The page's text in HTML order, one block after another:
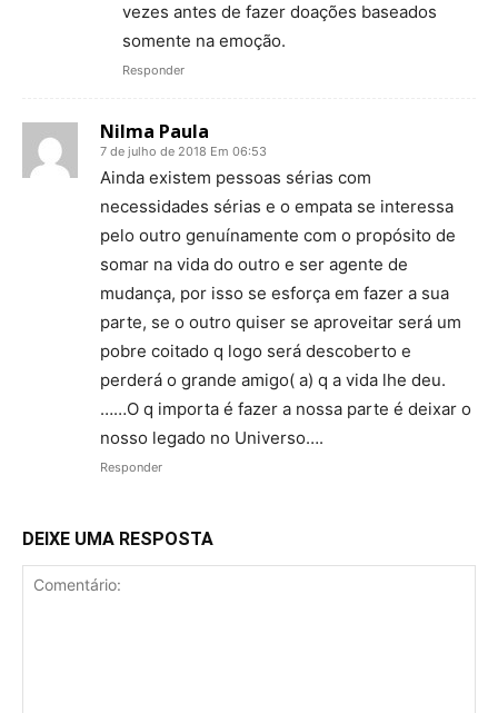
vezes antes de fazer doações baseados
somente na emoção.
Responder
Nilma Paula
7 de julho de 2018 Em 06:53
Ainda existem pessoas sérias com
necessidades sérias e o empata se interessa
pelo outro genuínamente com o propósito de
somar na vida do outro e ser agente de
mudança, por isso se esforça em fazer a sua
parte, se o outro quiser se aproveitar será um
pobre coitado q logo será descoberto e
perderá o grande amigo( a) q a vida lhe deu.
……O q importa é fazer a nossa parte é deixar o
nosso legado no Universo….
Responder
DEIXE UMA RESPOSTA